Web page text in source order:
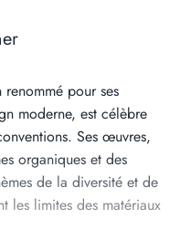
pour ses
moderne, est célèbre
Ses œuvres,
organiques et des
de la diversité et de
les limites des matériaux